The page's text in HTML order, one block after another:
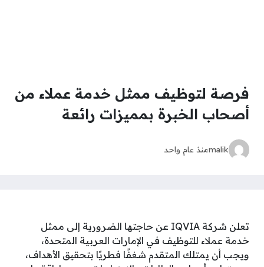
فرصة لتوظيف ممثل خدمة عملاء من
أصحاب الخبرة بمميزات رائعة
malikمنذ عام واحد
تعلن شركة IQVIA عن حاجتها الضرورية إلى ممثل
خدمة عملاء للتوظيف في الإمارات العربية المتحدة،
ويجب أن يمتلك المتقدم شغفًا فطريًا بتحقيق الأهداف،